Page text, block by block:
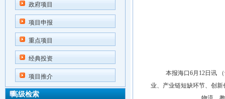
政府项目
项目申报
重点项目
经典投资
项目推介
高级检索
本报海口6月12日讯 （
业、产业链短缺环节、创